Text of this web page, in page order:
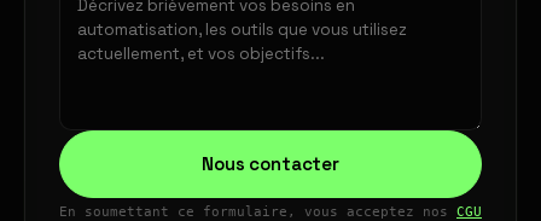
Nous contacter
En soumettant ce formulaire, vous acceptez nos CGU